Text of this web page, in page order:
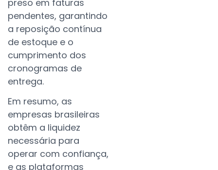
preso em faturas
pendentes, garantindo
a reposição contínua
de estoque e o
cumprimento dos
cronogramas de
entrega.
Em resumo, as
empresas brasileiras
obtêm a liquidez
necessária para
operar com confiança,
e as plataformas